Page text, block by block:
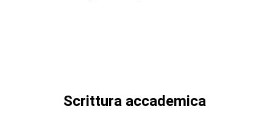
Scrittura accademica